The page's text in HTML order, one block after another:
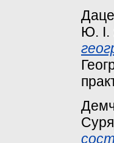
Ю. І.